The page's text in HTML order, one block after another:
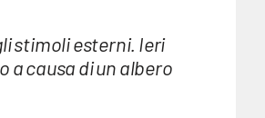
stimoli esterni. Ieri
a causa di un albero